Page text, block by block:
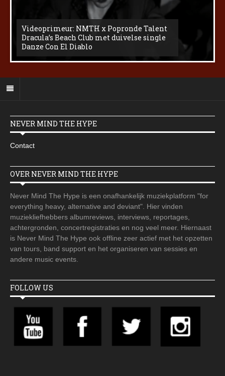
Videoprimeur: NMTH x Popronde Talent
Dracula’s Beach Club met duivelse single
Danze Con El Diablo
NEVER MIND THE HYPE
Contact
OVER NEVER MIND THE HYPE
Never Mind The Hype is een onafhankelijk muziekplatform "for
everything heavy, alternative and deviant". Hier vinden
muziekliefhebbers albumreviews, interviews, reportages,
achtergronden, concertregistraties en nog veel meer. Hiernaast
is Never Mind The Hype ook offline zeer actief met het opzetten
van tours, band support en het organiseren van sessies en
andere music events.
FOLLOW US